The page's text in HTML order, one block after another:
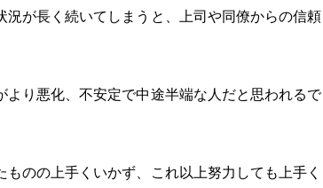
が長く続いてしまうと、上司や同僚からの信頼
り悪化、不安定で中途半端な人だと思われるで
のの上手くいかず、これ以上努力しても上手く